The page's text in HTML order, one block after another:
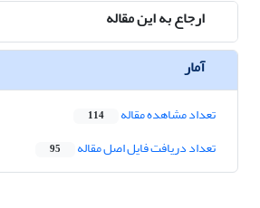
ارجاع به این مقاله
آمار
تعداد مشاهده مقاله 114
تعداد دریافت فایل اصل مقاله 95